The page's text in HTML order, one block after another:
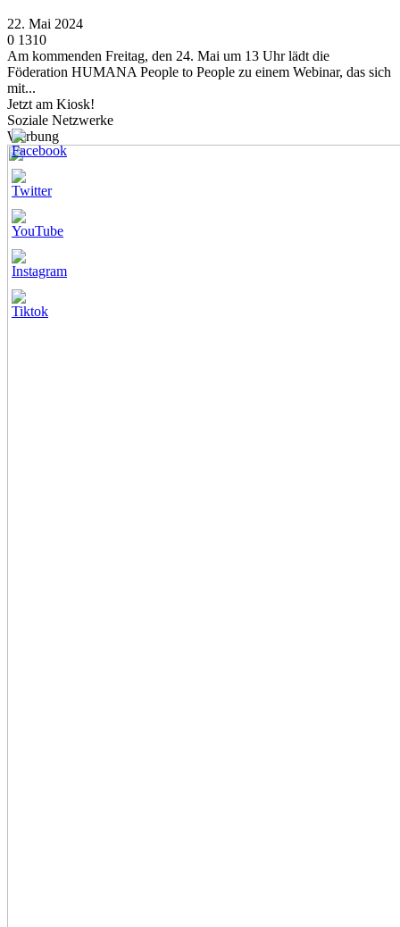
22. Mai 2024
0 1310
Am kommenden Freitag, den 24. Mai um 13 Uhr lädt die
Föderation HUMANA People to People zu einem Webinar, das sich
mit...
Jetzt am Kiosk!
Soziale Netzwerke
Werbung